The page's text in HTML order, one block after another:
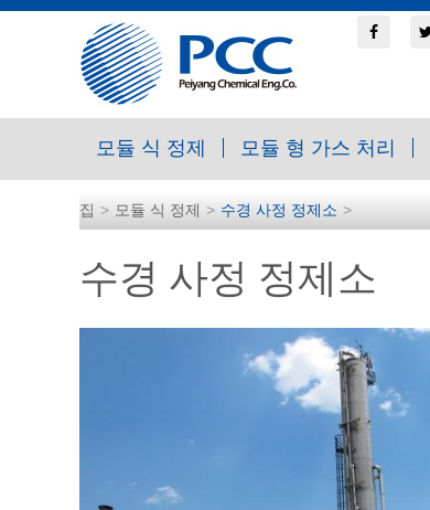
모듈 식 정제 모듈 형 가스 처리
집 모듈 식 정제 수경 사정 정제소
수경 사정 정제소